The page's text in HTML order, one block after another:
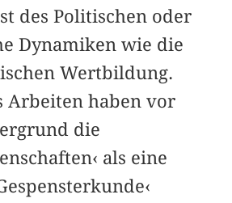
des Politischen oder
Dynamiken wie die
Wertbildung.
Arbeiten haben vor
die
als eine